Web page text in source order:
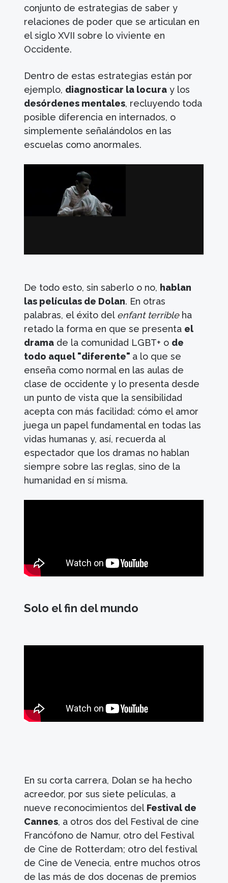
conjunto de estrategias de saber y
relaciones de poder que se articulan en
el siglo XVII sobre lo viviente en
Occidente.
Dentro de estas estrategias están por
ejemplo, diagnosticar la locura y los
desórdenes mentales, recluyendo toda
posible diferencia en internados, o
simplemente señalándolos en las
escuelas como anormales.
De todo esto, sin saberlo o no, hablan
las películas de Dolan. En otras
palabras, el éxito del enfant terribleha
retado la forma en que se presenta el
drama de la comunidad LGBT+ o de
todo aquel "diferente" a lo que se
enseña como normal en las aulas de
clase de occidente y lo presenta desde
un punto de vista que la sensibilidad
acepta con más facilidad: cómo el amor
juega un papel fundamental en todas las
vidas humanas y, así, recuerda al
espectador que los dramas no hablan
siempre sobre las reglas, sino de la
humanidad en sí misma.
Solo el fin del mundo
En su corta carrera, Dolan se ha hecho
acreedor, por sus siete películas, a
nueve reconocimientos del Festival de
Cannes, a otros dos del Festival de cine
Francófono de Namur, otro del Festival
de Cine de Rotterdam; otro del festival
de Cine de Venecia, entre muchos otros
de las más de dos docenas de premios